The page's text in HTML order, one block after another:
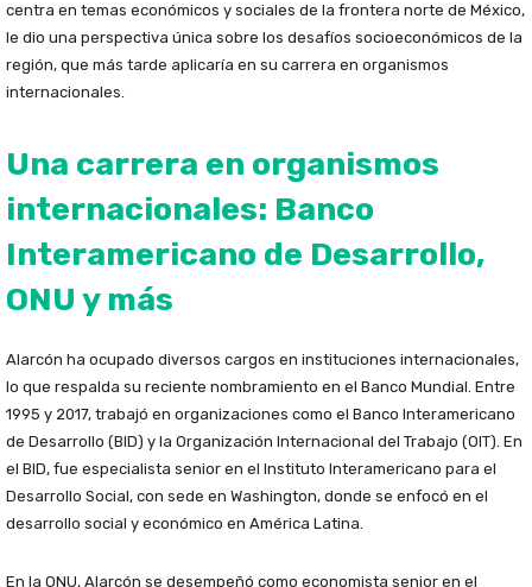
centra en temas económicos y sociales de la frontera norte de México,
le dio una perspectiva única sobre los desafíos socioeconómicos de la
región, que más tarde aplicaría en su carrera en organismos
internacionales.
Una carrera en organismos
internacionales: Banco
Interamericano de Desarrollo,
ONU y más
Alarcón ha ocupado diversos cargos en instituciones internacionales,
lo que respalda su reciente nombramiento en el Banco Mundial. Entre
1995 y 2017, trabajó en organizaciones como el Banco Interamericano
de Desarrollo (BID) y la Organización Internacional del Trabajo (OIT). En
el BID, fue especialista senior en el Instituto Interamericano para el
Desarrollo Social, con sede en Washington, donde se enfocó en el
desarrollo social y económico en América Latina.
En la ONU, Alarcón se desempeñó como economista senior en el